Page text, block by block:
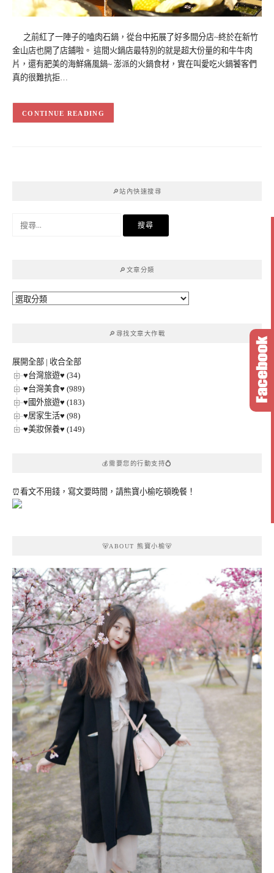
之前紅了一陣子的嗑肉石鍋，從台中拓展了好多間分店~終於在新竹
金山店也開了店鋪啦。 這間火鍋店最特別的就是超大份量的和牛牛肉
片，還有肥美的海鮮痛風鍋~ 澎派的火鍋食材，實在叫愛吃火鍋饕客們
真的很難抗拒…
CONTINUE READING
🔎站內快速搜尋
🔎文章分類
🔎
🔎尋找文章大作戰
展開全部 | 收合全部
♥台灣旅遊♥ (34)
♥台灣美食♥ (989)
♥國外旅遊♥ (183)
♥居家生活♥ (98)
♥美妝保養♥ (149)
💰需要您的行動支持💍
⏰看文不用錢，寫文要時間，請熊寶小榆吃頓晚餐！
🐻ABOUT 熊寶小榆🐻